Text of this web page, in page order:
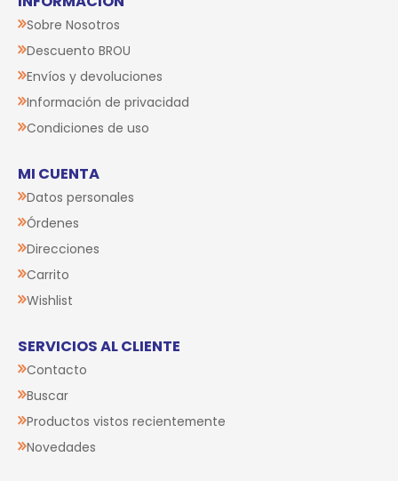
Sobre Nosotros
Descuento BROU
Envíos y devoluciones
Información de privacidad
Condiciones de uso
MI CUENTA
Datos personales
Órdenes
Direcciones
Carrito
Wishlist
SERVICIOS AL CLIENTE
Contacto
Buscar
Productos vistos recientemente
Novedades